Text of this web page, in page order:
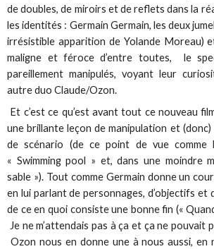
de doubles, de miroirs et de reflets dans la
les identités : Germain Germain, les deux
irrésistible apparition de Yolande Moreau)
maligne et féroce d’entre toutes, le
pareillement manipulés, voyant leur
autre duo Claude/Ozon.
Et c’est ce qu’est avant tout ce nouveau
une brillante leçon de manipulation et
de scénario (de ce point de vue comme
« Swimming pool » et, dans une moindre
sable »). Tout comme Germain donne un
en lui parlant de personnages, d’objectifs
de ce en quoi consiste une bonne fin («
Je ne m’attendais pas à ça et ça ne pouvait
Ozon nous en donne une à nous aussi, en